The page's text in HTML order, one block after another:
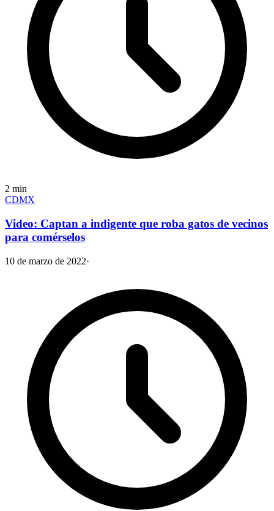
2 min
CDMX
Video: Captan a indigente que roba gatos de vecinos
para comérselos
10 de marzo de 2022·